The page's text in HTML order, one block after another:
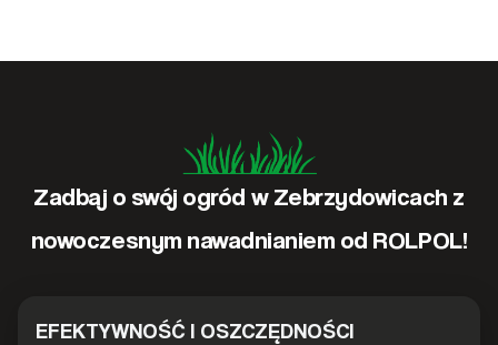
Zadbaj o swój ogród w Zebrzydowicach z
nowoczesnym nawadnianiem od ROLPOL!
EFEKTYWNOŚĆ I OSZCZĘDNOŚCI